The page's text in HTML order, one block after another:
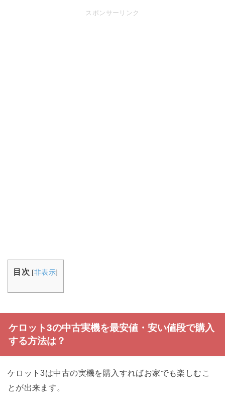
スポンサーリンク
目次 [非表示]
ケロット3の中古実機を最安値・安い値段で購入
する方法は？
ケロット3は中古の実機を購入すればお家でも楽しむこ
とが出来ます。